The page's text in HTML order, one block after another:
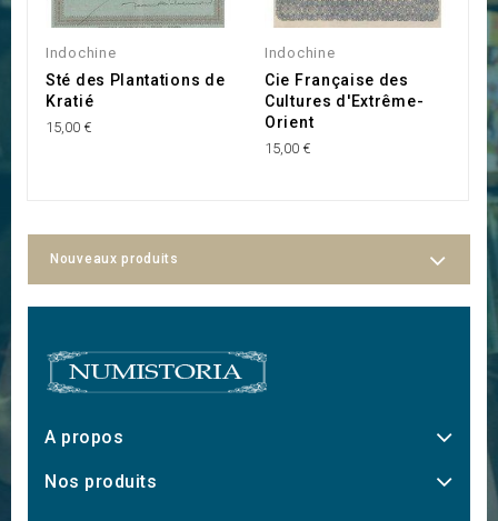
Indochine
Sté des Plantations de
Kratié
15,00 €
Indochine
Cie Française des
Cultures d'Extrême-
Orient
15,00 €
Nouveaux produits
A propos
Nos produits